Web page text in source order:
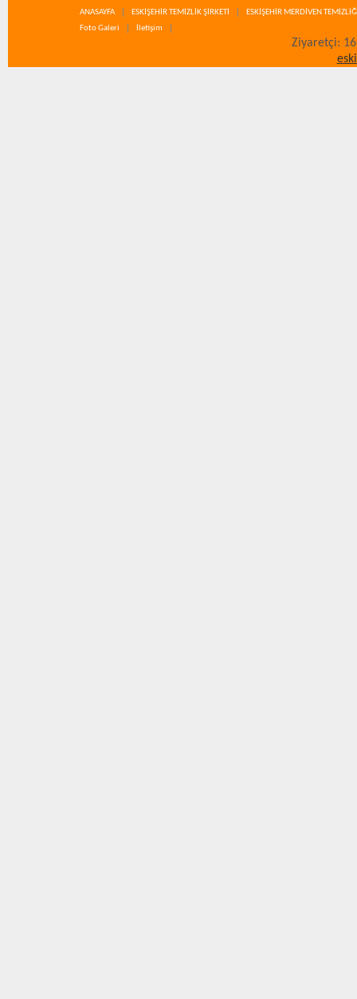
ANASAYFA ESKİŞEHİR TEMİZLİK ŞİRKETİ
ESKİŞEHİR MERDİVEN
Foto Galeri
İletişim
Ziyaretçi: